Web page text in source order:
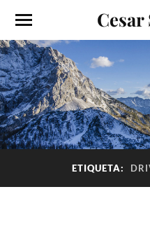
Cesar
ETIQUETA: